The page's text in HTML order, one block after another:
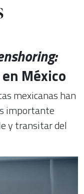
México
mexicanas han
importante
y transitar del